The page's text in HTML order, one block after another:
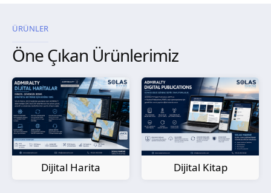
ÜRÜNLER
Öne Çıkan Ürünlerimiz
Dijital Kitap
Kağıt Harita